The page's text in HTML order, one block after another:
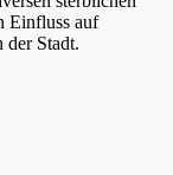
Einfluss auf
der Stadt.